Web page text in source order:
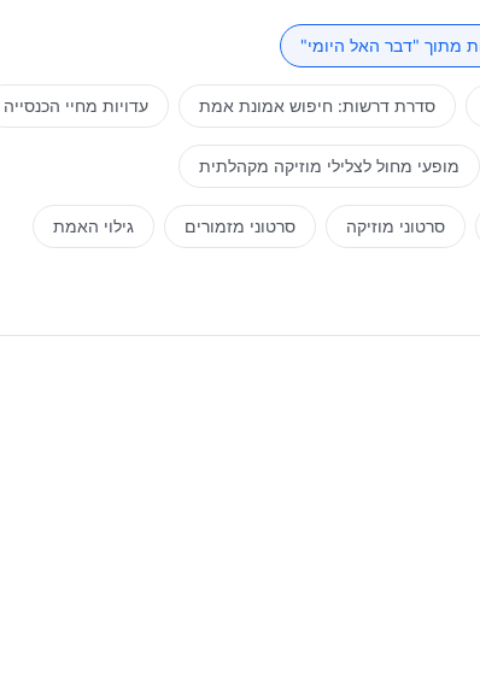
מתוך "דבר האל היומי"
סדרת דרשות: חיפוש אמונת אמת עדויות מחיי הכנסייה
מופעי מחול לצלילי מוזיקה מקהלתית
סרטוני מוזיקה סרטוני מזמורים גילוי האמת